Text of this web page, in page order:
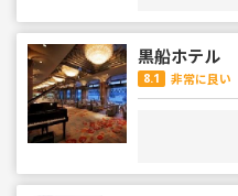
黒船ホテル
8.1 非常に良い